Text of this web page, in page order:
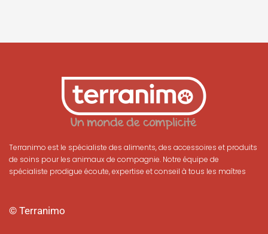
Terranimo est le spécialiste des aliments, des accessoires et produits
de soins pour les animaux de compagnie. Notre équipe de
spécialiste prodigue écoute, expertise et conseil à tous les maîtres
© Terranimo